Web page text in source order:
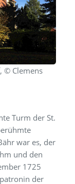
© Clemens
Turm der St.
war es, der
und den
1725
der